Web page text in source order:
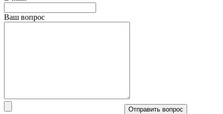
Ваш вопрос
Отправить вопрос